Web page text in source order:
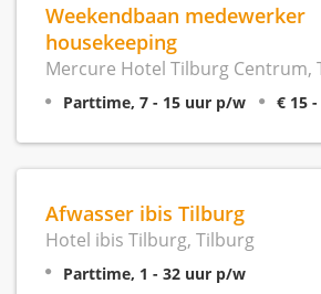
Weekendbaan medewerker
housekeeping
Mercure Hotel Tilburg Centrum,
Parttime, 7 - 15 uur p/w € 15
Afwasser ibis Tilburg
Hotel ibis Tilburg, Tilburg
Parttime, 1 - 32 uur p/w